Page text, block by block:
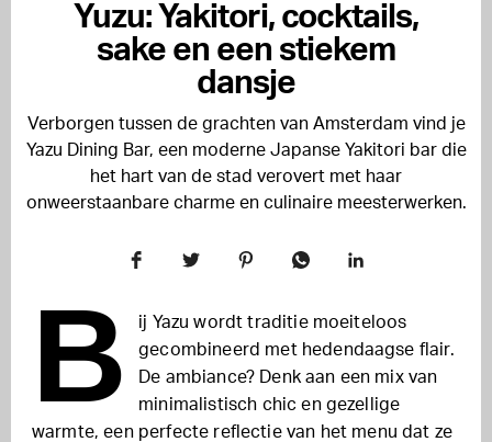
Yuzu: Yakitori, cocktails,
sake en een stiekem
dansje
Verborgen tussen de grachten van Amsterdam vind je
Yazu Dining Bar, een moderne Japanse Yakitori bar die
het hart van de stad verovert met haar
onweerstaanbare charme en culinaire meesterwerken.
B
ij Yazu wordt traditie moeiteloos
gecombineerd met hedendaagse flair.
De ambiance? Denk aan een mix van
minimalistisch chic en gezellige
warmte, een perfecte reflectie van het menu dat ze